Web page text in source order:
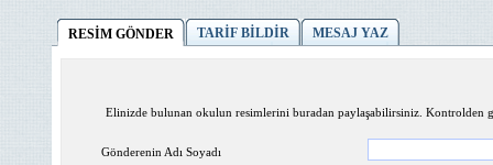
RESİM GÖNDER TARİF BİLDİR MESAJ YAZ
Elinizde bulunan okulun resimlerini buradan paylaşabilirsiniz. Kontrolden
Gönderenin Adı Soyadı